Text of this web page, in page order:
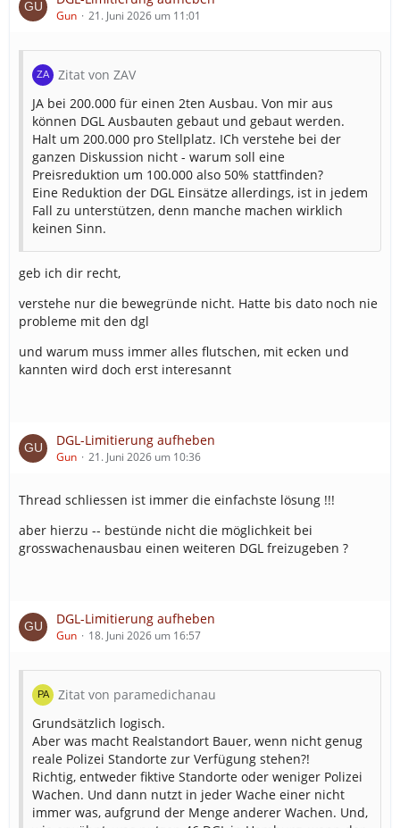
Gun 21. Juni 2026 um 11:01
Zitat von ZAV
JA bei 200.000 für einen 2ten Ausbau. Von mir aus
können DGL Ausbauten gebaut und gebaut werden.
Halt um 200.000 pro Stellplatz. ICh verstehe bei der
ganzen Diskussion nicht - warum soll eine
Preisreduktion um 100.000 also 50% stattfinden?
Eine Reduktion der DGL Einsätze allerdings, ist in jedem
Fall zu unterstützen, denn manche machen wirklich
keinen Sinn.
geb ich dir recht,
verstehe nur die bewegründe nicht. Hatte bis dato noch nie
probleme mit den dgl
und warum muss immer alles flutschen, mit ecken und
kannten wird doch erst interesannt
DGL-Limitierung aufheben
Gun 21. Juni 2026 um 10:36
Thread schliessen ist immer die einfachste lösung !!!
aber hierzu -- bestünde nicht die möglichkeit bei
grosswachenausbau einen weiteren DGL freizugeben ?
DGL-Limitierung aufheben
Gun 18. Juni 2026 um 16:57
Zitat von paramedichanau
Grundsätzlich logisch.
Aber was macht Realstandort Bauer, wenn nicht genug
reale Polizei Standorte zur Verfügung stehen?!
Richtig, entweder fiktive Standorte oder weniger Polizei
Wachen. Und dann nutzt in jeder Wache einer nicht
immer was, aufgrund der Menge anderer Wachen. Und,